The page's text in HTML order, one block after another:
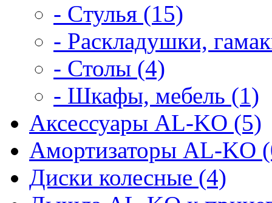
- Cтулья (15)
- Раскладушки,
- Столы (4)
- Шкафы, мебель (1)
Аксессуары AL-KO (5)
Амортизаторы AL-KO
Диски колесные (4)